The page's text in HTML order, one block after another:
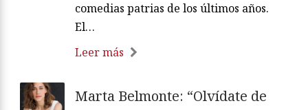
comedias patrias de los últimos años.
El…
Leer más
Marta Belmonte: “Olvídate de